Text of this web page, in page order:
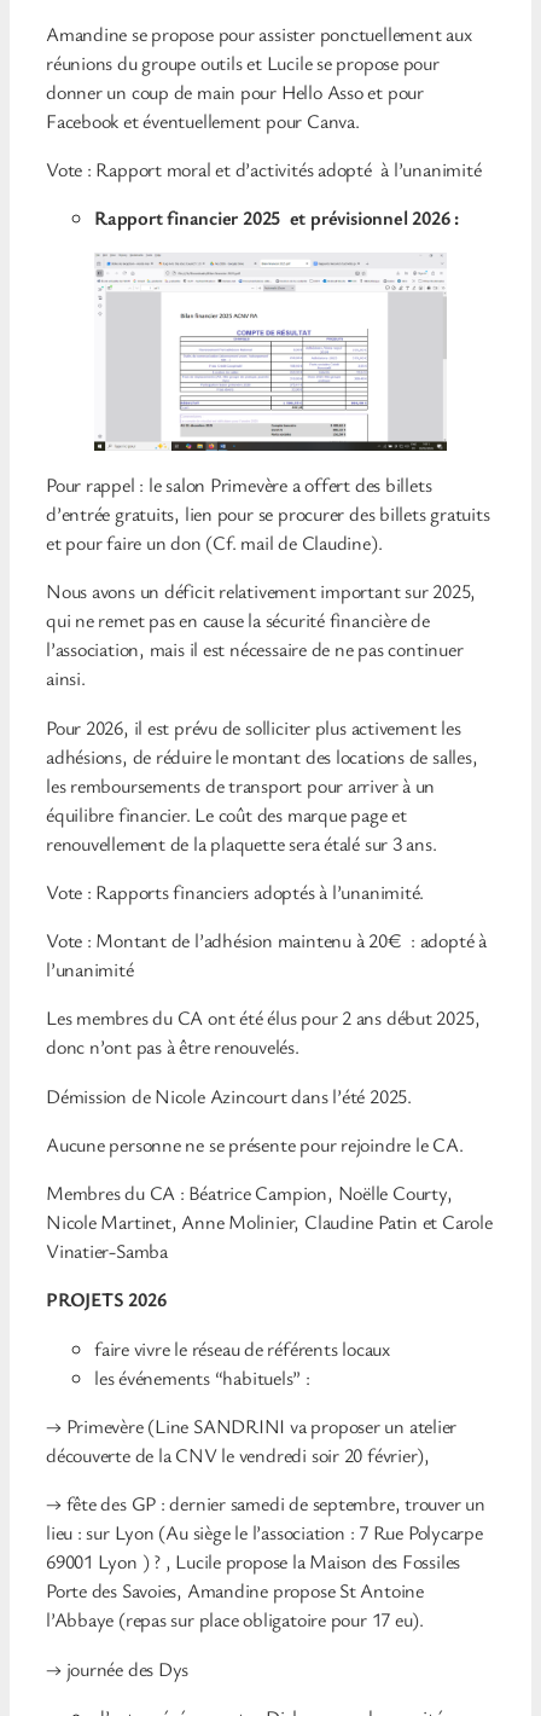
Amandine se propose pour assister ponctuellement aux
réunions du groupe outils et Lucile se propose pour
donner un coup de main pour Hello Asso et pour
Facebook et éventuellement pour Canva.
Vote : Rapport moral et d’activités adopté à l’unanimité
Rapport financier 2025 et prévisionnel 2026 :
Pour rappel : le salon Primevère a offert des billets
d’entrée gratuits, lien pour se procurer des billets gratuits
et pour faire un don (Cf. mail de Claudine).
Nous avons un déficit relativement important sur 2025,
qui ne remet pas en cause la sécurité financière de
l’association, mais il est nécessaire de ne pas continuer
ainsi.
Pour 2026, il est prévu de solliciter plus activement les
adhésions, de réduire le montant des locations de salles,
les remboursements de transport pour arriver à un
équilibre financier. Le coût des marque page et
renouvellement de la plaquette sera étalé sur 3 ans.
Vote : Rapports financiers adoptés à l’unanimité.
Vote : Montant de l’adhésion maintenu à 20€ : adopté à
l’unanimité
Les membres du CA ont été élus pour 2 ans début 2025,
donc n’ont pas à être renouvelés.
Démission de Nicole Azincourt dans l’été 2025.
Aucune personne ne se présente pour rejoindre le CA.
Membres du CA : Béatrice Campion, Noëlle Courty,
Nicole Martinet, Anne Molinier, Claudine Patin et Carole
Vinatier-Samba
PROJETS 2026
faire vivre le réseau de référents locaux
les événements “habituels” :
→ Primevère (Line SANDRINI va proposer un atelier
découverte de la CNV le vendredi soir 20 février),
→ fête des GP : dernier samedi de septembre, trouver un
lieu : sur Lyon (Au siège le l’association : 7 Rue Polycarpe
69001 Lyon ) ? , Lucile propose la Maison des Fossiles
Porte des Savoies, Amandine propose St Antoine
l’Abbaye (repas sur place obligatoire pour 17 eu).
→ journée des Dys